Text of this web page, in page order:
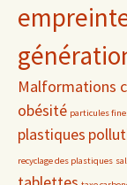
Malformations
obésité particules
plastiques
recyclage des plastiques